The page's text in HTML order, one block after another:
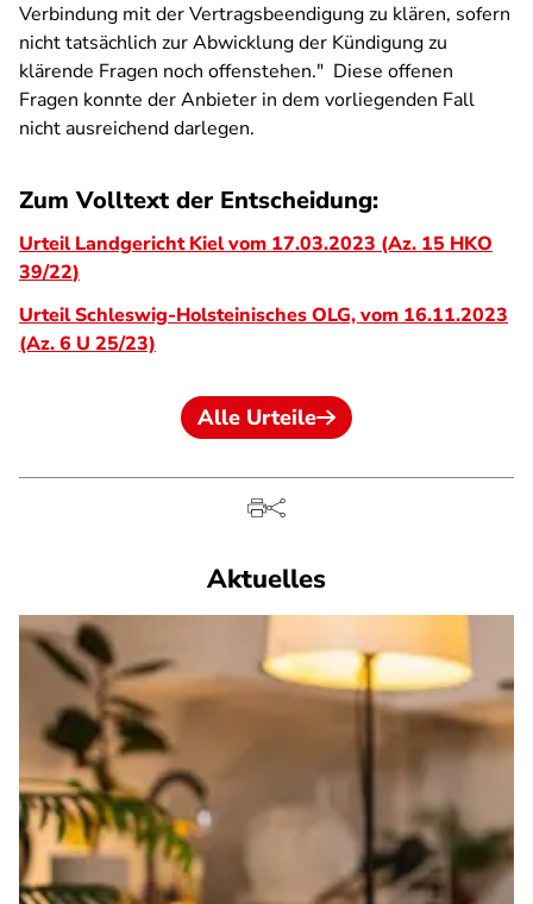
Verbindung mit der Vertragsbeendigung zu klären, sofern
nicht tatsächlich zur Abwicklung der Kündigung zu
klärende Fragen noch offenstehen." Diese offenen
Fragen konnte der Anbieter in dem vorliegenden Fall
nicht ausreichend darlegen.
Zum Volltext der Entscheidung:
Urteil Landgericht Kiel vom 17.03.2023 (Az. 15 HKO
39/22)
Urteil Schleswig-Holsteinisches OLG, vom 16.11.2023
(Az. 6 U 25/23)
Alle Urteile
Aktuelles